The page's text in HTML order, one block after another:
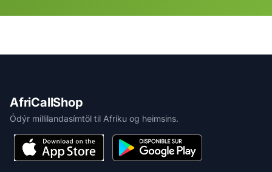
AfriCallShop
Ódýr millilandasímtöl til Afríku og heimsins.